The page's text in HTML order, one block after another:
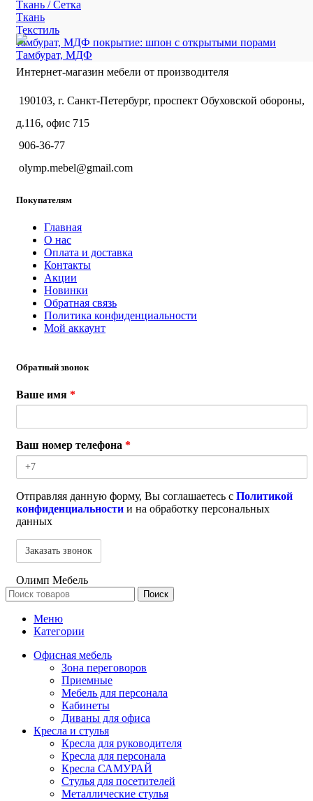
Ткань / Сетка
Ткань
Текстиль
тамбурат, МДФ покрытие: шпон с открытыми порами
Тамбурат, МДФ
Интернет-магазин мебели от производителя
190103, г. Санкт-Петербург, проспект Обуховской обороны,
д.116, офис 715
906-36-77
olymp.mebel@gmail.com
Покупателям
Главная
О нас
Оплата и доставка
Контакты
Акции
Новинки
Обратная связь
Политика конфиденциальности
Мой аккаунт
Обратный звонок
Ваше имя *
Ваш номер телефона *
Отправляя данную форму, Вы соглашаетесь с Политикой
конфиденциальности и на обработку персональных
данных
Олимп Мебель
Поиск
Меню
Категории
Офисная мебель
Зона переговоров
Приемные
Мебель для персонала
Кабинеты
Диваны для офиса
Кресла и стулья
Кресла для руководителя
Кресла для персонала
Кресла САМУРАЙ
Стулья для посетителей
Металлические стулья